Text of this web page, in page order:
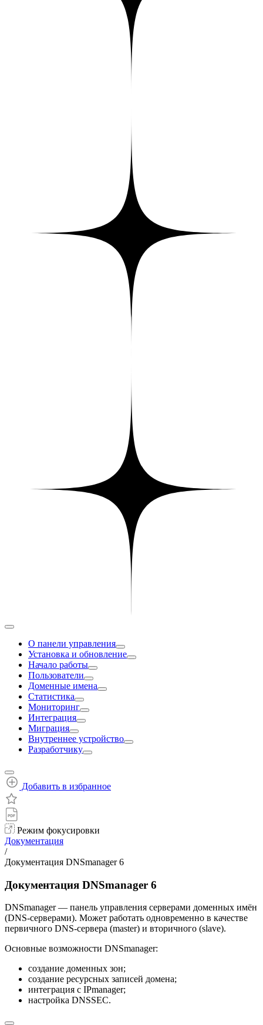
О панели управления
Установка и обновление
Начало работы
Пользователи
Доменные имена
Статистика
Мониторинг
Интеграция
Миграция
Внутреннее устройство
Разработчику
Добавить в избранное
Режим фокусировки
Документация
/
Документация DNSmanager 6
Документация DNSmanager 6
DNSmanager — панель управления серверами доменных имён
(DNS-серверами). Может работать одновременно в качестве
первичного DNS-сервера (master) и вторичного (slave).
Основные возможности DNSmanager:
создание доменных зон;
создание ресурсных записей домена;
интеграция с IPmanager;
настройка DNSSEC.